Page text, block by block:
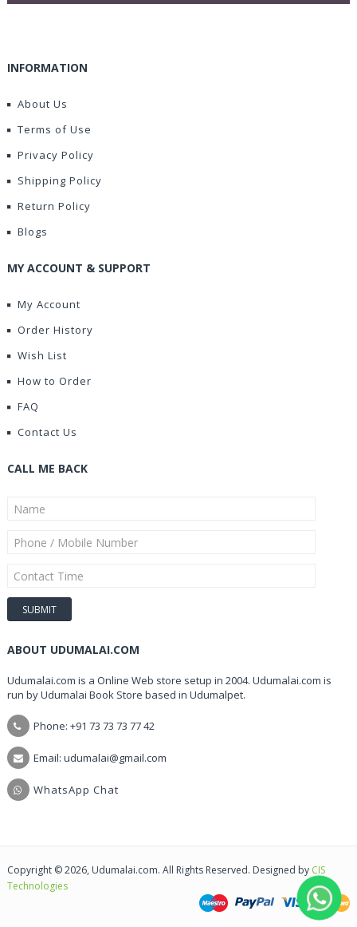
INFORMATION
About Us
Terms of Use
Privacy Policy
Shipping Policy
Return Policy
Blogs
MY ACCOUNT & SUPPORT
My Account
Order History
Wish List
How to Order
FAQ
Contact Us
CALL ME BACK
ABOUT UDUMALAI.COM
Udumalai.com is a Online Web store setup in 2004. Udumalai.com is
run by Udumalai Book Store based in Udumalpet.
Phone: +91 73 73 73 77 42
Email: udumalai@gmail.com
WhatsApp Chat
Copyright © 2026, Udumalai.com. All Rights Reserved. Designed by CIS
Technologies